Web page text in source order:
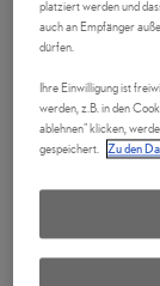
Vorname
*
platziert werden und
auch an Empfänger
dürfen.
Ihre Einwilligung ist
werden, z.B. in den
ablehnen" klicken,
gespeichert. Zu den